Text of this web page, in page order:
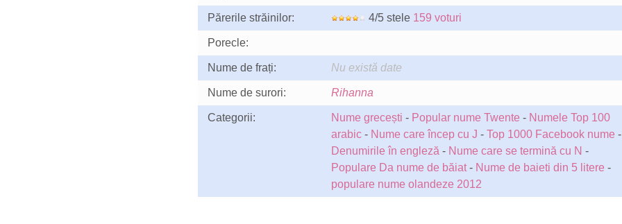
Părerile străinilor: 4/5 stele 159 voturi
Porecle:
Nume de frați: Nu există date
Nume de surori: Rihanna
Categorii: Nume grecești - Popular nume Twente - Numele Top 100
arabic- Nume care încep cu J - Top 1000 Facebook nume -
Denumirile în engleză - Nume care se termină cu N -
Populare Da nume de băiat- Nume de baieti din 5 litere -
populare nume olandeze 2012